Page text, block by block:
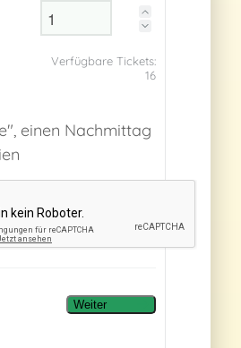
Verfügbare Tickets:
16
einen Nachmittag
Weiter